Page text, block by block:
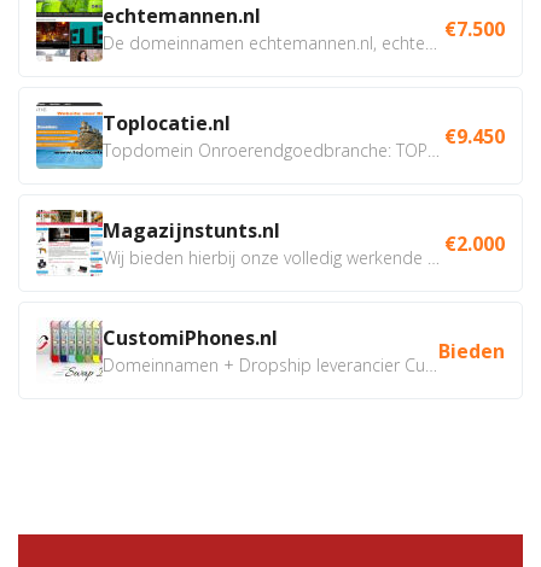
echtemannen.nl €7.500
Toplocatie.nl €9.450
Magazijnstunts.nl €2.000
CustomiPhones.nl Bieden